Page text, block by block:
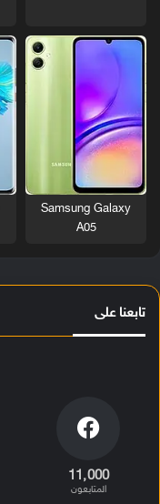
Samsung Galaxy
A05
تابعنا على
11٬000
المتابعون